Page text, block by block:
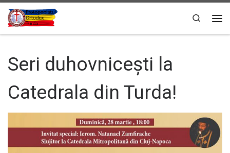
Sari la conținut
Search
Seri duhovniceşti la
Catedrala din Turda!